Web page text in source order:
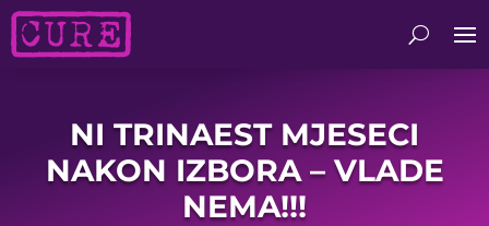
NI TRINAEST MJESECI
NAKON IZBORA – VLADE
NEMA!!!